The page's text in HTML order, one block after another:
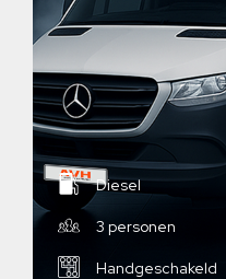
Diesel
3 personen
Handgeschakeld